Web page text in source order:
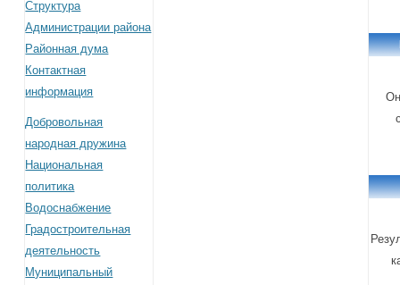
Структура
Администрации района
Районная дума
Контактная
информация
Добровольная
народная дружина
Национальная
политика
Водоснабжение
Градостроительная
деятельность
Муниципальный